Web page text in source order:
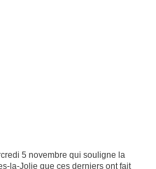
5 novembre qui souligne la
la-Jolie que ces derniers ont fait